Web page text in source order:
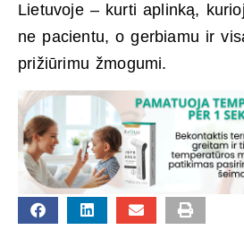
Lietuvoje – kurti aplinką,
ne pacientu, o gerbiamu ir
prižiūrimu žmogumi.